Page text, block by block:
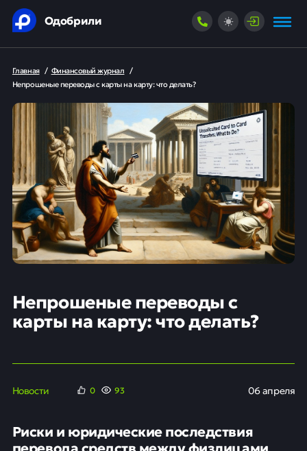
Одобрили
Главная / Финансовый журнал /
Непрошеные переводы с карты на карту: что делать?
Непрошеные переводы с
карты на карту: что делать?
Новости 0 93 06 апреля
Риски и юридические последствия